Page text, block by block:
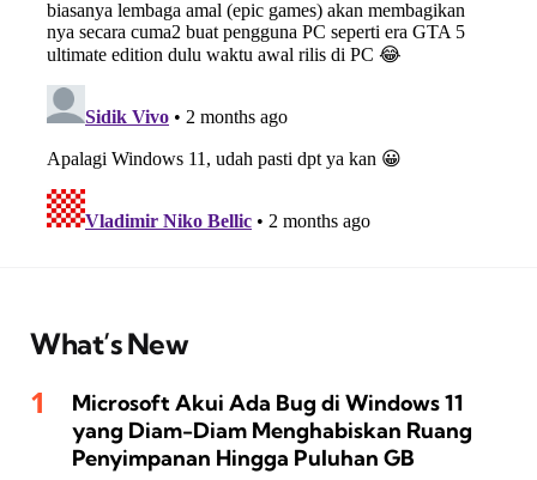
What’s New
Microsoft Akui Ada Bug di Windows 11
yang Diam-Diam Menghabiskan Ruang
Penyimpanan Hingga Puluhan GB